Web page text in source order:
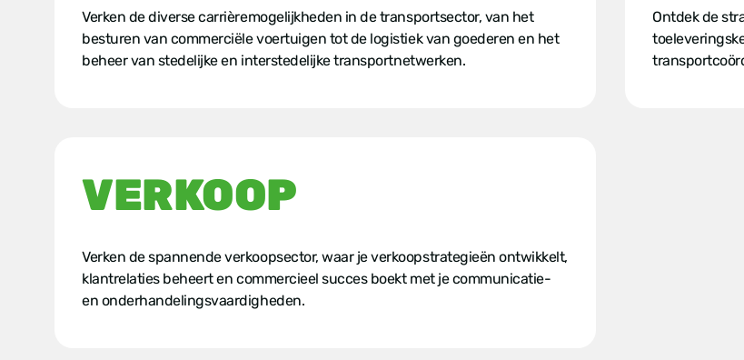
Verken de diverse carrièremogelijkheden in de transportsector, van het
besturen van commerciële voertuigen tot de logistiek van goederen en het
beheer van stedelijke en interstedelijke transportnetwerken.
Ontdek de
VERKOOP
Verken de spannende verkoopsector, waar je verkoopstrategieën ontwikkelt,
klantrelaties beheert en commercieel succes boekt met je communicatie-
en onderhandelingsvaardigheden.